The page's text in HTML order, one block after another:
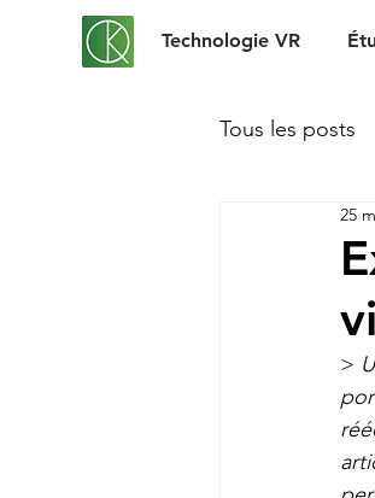
Technologie VR
Tous les posts
25
>